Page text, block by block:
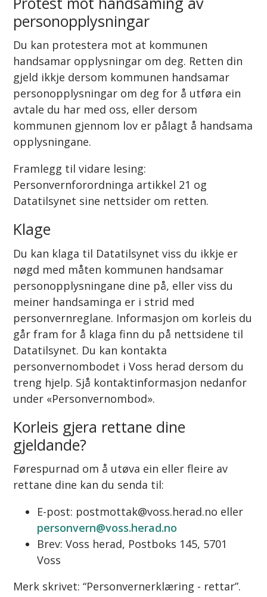
personopplysningar
Du kan protestera mot at kommunen
handsamar opplysningar om deg. Retten din
gjeld ikkje dersom kommunen handsamar
personopplysningar om deg for å utføra ein
avtale du har med oss, eller dersom
kommunen gjennom lov er pålagt å handsama
opplysningane.
Framlegg til vidare lesing:
Personvernforordninga artikkel 21 og
Datatilsynet sine nettsider om retten.
Klage
Du kan klaga til Datatilsynet viss du ikkje er
nøgd med måten kommunen handsamar
personopplysningane dine på, eller viss du
meiner handsaminga er i strid med
personvernreglane. Informasjon om korleis du
går fram for å klaga finn du på nettsidene til
Datatilsynet. Du kan kontakta
personvernombodet i Voss herad dersom du
treng hjelp. Sjå kontaktinformasjon nedanfor
under «Personvernombod».
Korleis gjera rettane dine
gjeldande?
Førespurnad om å utøva ein eller fleire av
rettane dine kan du senda til:
E-post: postmottak@voss.herad.no eller
personvern@voss.herad.no
Brev: Voss herad, Postboks 145, 5701
Voss
Merk skrivet: “Personvernerklæring - rettar”.